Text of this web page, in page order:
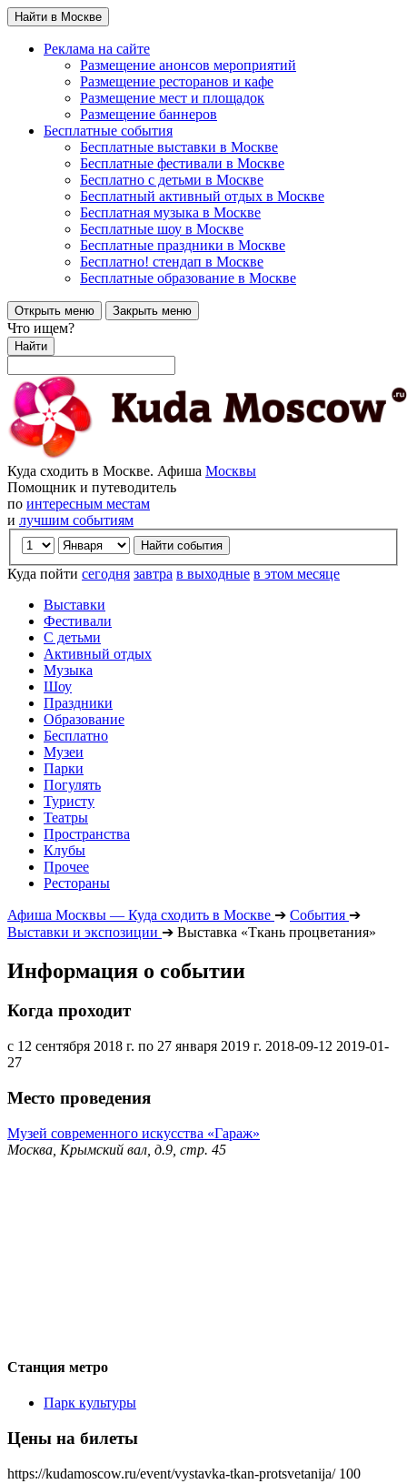
Найти в Москве
Реклама на сайте
Размещение анонсов мероприятий
Размещение ресторанов и кафе
Размещение мест и площадок
Размещение баннеров
Бесплатные события
Бесплатные выставки в Москве
Бесплатные фестивали в Москве
Бесплатно с детьми в Москве
Бесплатный активный отдых в Москве
Бесплатная музыка в Москве
Бесплатные шоу в Москве
Бесплатные праздники в Москве
Бесплатно! стендап в Москве
Бесплатные образование в Москве
Открыть меню Закрыть меню
Что ищем?
Найти
Куда сходить в Москве. Афиша Москвы
Помощник и путеводитель
по интересным местам
и лучшим событиям
Куда пойти сегодня завтра в выходные в этом месяце
Выставки
Фестивали
С детьми
Активный отдых
Музыка
Шоу
Праздники
Образование
Бесплатно
Музеи
Парки
Погулять
Туристу
Театры
Пространства
Клубы
Прочее
Рестораны
Афиша Москвы — Куда сходить в Москве ➔ События ➔
Выставки и экспозиции ➔ Выставка «Ткань процветания»
Информация о событии
Когда проходит
с 12 сентября 2018 г. по 27 января 2019 г. 2018-09-12 2019-01-
27
Место проведения
Музей современного искусства «Гараж»
Москва, Крымский вал, д.9, стр. 45
Станция метро
Парк культуры
Цены на билеты
https://kudamoscow.ru/event/vystavka-tkan-protsvetanija/ 100